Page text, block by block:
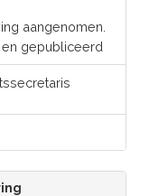
aangenomen.
en gepubliceerd